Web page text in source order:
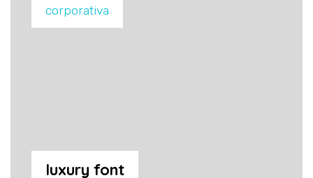
corporativa
luxury font
vamos a darle alas a tus